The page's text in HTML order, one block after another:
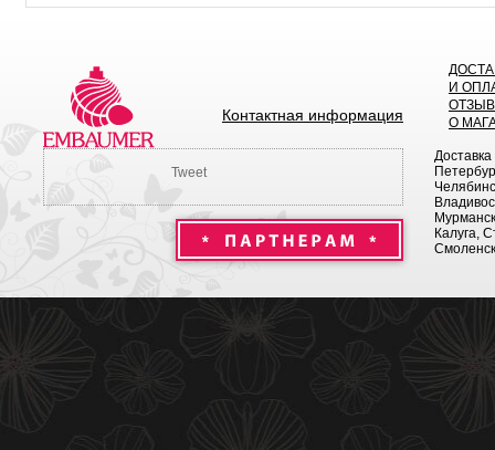
Контактная информация
И
О
Tweet
Калуга,